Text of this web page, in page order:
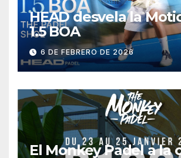
HEAD desvela la
1.5 BOA
6 DE FEBRERO DE 2026
El Monkey Padel a la